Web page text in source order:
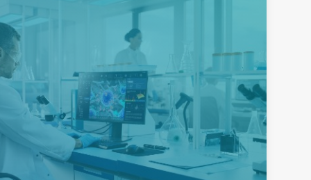
의료
고신뢰성 표준 및 맞춤형 AC-
DC 및 DC-DC 솔루션으로 시장
출시 기간 요구 사항과 의료 안
전 규정을 충족합니다.